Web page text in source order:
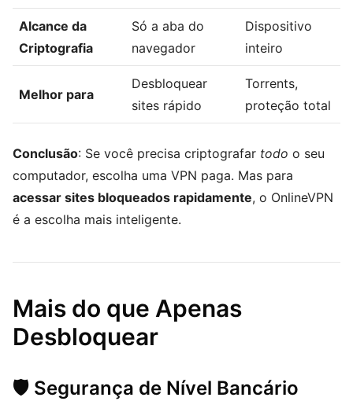
Alcance da
Criptografia
Só a aba do
navegador
Dispositivo
inteiro
Melhor para
Desbloquear
sites rápido
Torrents,
proteção total
Conclusão: Se você precisa criptografar todo o seu
computador, escolha uma VPN paga. Mas para
acessar sites bloqueados rapidamente, o OnlineVPN
é a escolha mais inteligente.
Mais do que Apenas
Desbloquear
🛡️ Segurança de Nível Bancário